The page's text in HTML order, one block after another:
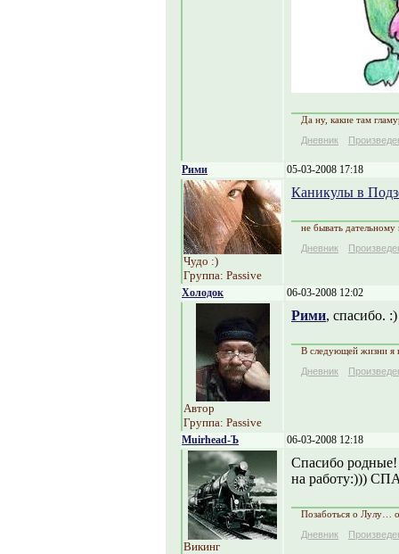
Да ну, какие там
Дневник
Рими 05-03-2008 17:18
Чудо :)
Группа: Passive
Каникулы в
не бывать
Дневник
Холодок 06-03-2008 12:02
Автор
Группа: Passive
Рими, спасибо. :)
В следующей жизни я
Дневник
Muirhead-Ъ 06-03-2008 12:18
Викинг
Спасибо родные!
на работу:)))
Позаботься о Лулу…
Дневник